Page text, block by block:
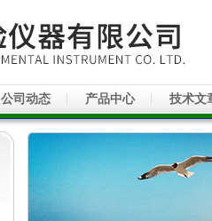
公司动态 产品中心 技术文